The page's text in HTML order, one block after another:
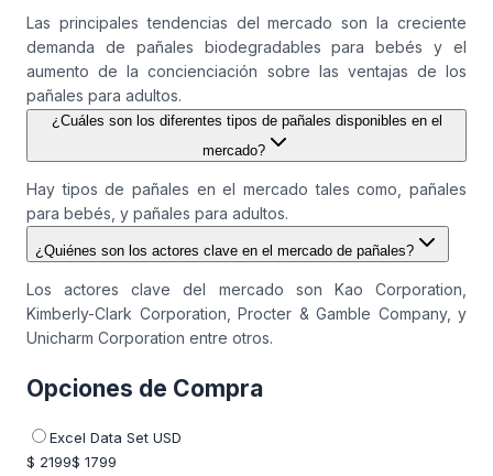
Las principales tendencias del mercado son la creciente
demanda de pañales biodegradables para bebés y el
aumento de la concienciación sobre las ventajas de los
pañales para adultos.
¿Cuáles son los diferentes tipos de pañales disponibles en el
mercado?
Hay tipos de pañales en el mercado tales como, pañales
para bebés, y pañales para adultos.
¿Quiénes son los actores clave en el mercado de pañales?
Los actores clave del mercado son Kao Corporation,
Kimberly-Clark Corporation, Procter & Gamble Company, y
Unicharm Corporation entre otros.
Opciones de Compra
Excel Data Set USD
$ 2199$ 1799